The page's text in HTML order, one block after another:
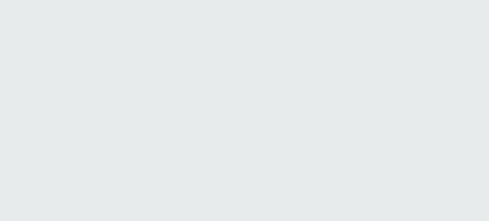
Stock: 2